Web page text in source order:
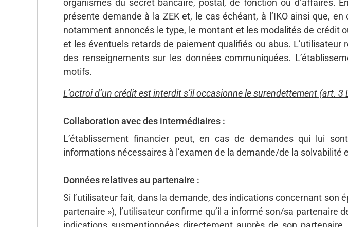
organismes du secret bancaire, postal, de fonction ou d’affaires.
présente demande à la ZEK et, le cas échéant, à l’IKO ainsi que,
notamment annoncés le type, le montant et les modalités de crédit
et les éventuels retards de paiement qualifiés ou abus. L’utilisateur
des renseignements sur les données communiquées.
motifs.
L’octroi d’un crédit est interdit s’il occasionne le surendettement (art. 3
Collaboration avec des intermédiaires :
L’établissement financier peut, en cas de demandes qui lui
informations nécessaires à l’examen de la demande/de la solvabilité
Données relatives au partenaire :
Si l’utilisateur fait, dans la demande, des indications concernant
partenaire »), l’utilisateur confirme qu’il a informé son/sa partenaire